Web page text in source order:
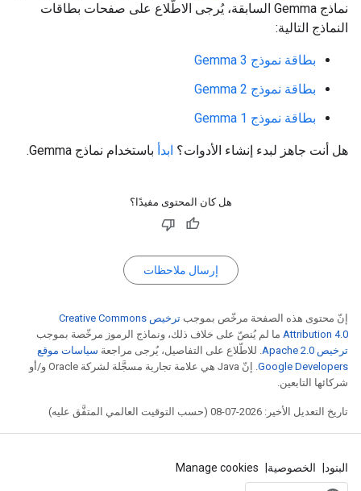
نماذج Gemma السابقة، يُرجى الاطّلاع على صفحات بطاقات
النماذج التالية:
بطاقة نموذج Gemma 3
بطاقة نموذج Gemma 2
بطاقة نموذج Gemma 1
هل أنت جاهز لبدء إنشاء الأدوات؟ ابدأ باستخدام نماذج Gemma.
هل كان المحتوى مفيدًا؟
إرسال ملاحظات
إنّ محتوى هذه الصفحة مرخّص بموجب
ترخيص Creative Commons
Attribution 4.0‏ ما لم يُنصّ على خلاف ذلك، ونماذج الرموز مرخّصة بموجب
ترخيص Apache 2.0‏
. للاطّلاع على التفاصيل، يُرجى مراجعة سياسات موقع
Google Developers‏
. إنّ Java هي علامة تجارية مسجَّلة لشركة Oracle و/أو
شركائها التابعين.
تاريخ التعديل الأخير: 2026-07-08 (حسب التوقيت العالمي المتفَّق عليه)
البنود الخصوصية Manage cookies